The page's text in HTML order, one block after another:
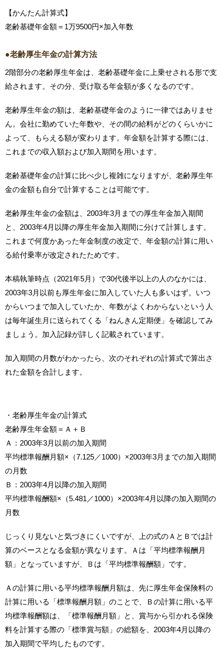
【かんたん計算式】
老齢基礎年金額＝1万9500円×加入年数
●老齢厚生年金の計算方法
2階部分の老齢厚生年金は、老齢基礎年金に上乗せされる形で支
給されます。その分、受け取る年金額が多くなるのです。
老齢厚生年金の額は、老齢基礎年金のように一律ではありませ
ん。会社に勤めていた年数や、その間の給料がどのくらいかに
よって、もらえる額が変わります。年金額を計算する際には、
これまでの収入額および加入期間を用います。
老齢基礎年金の計算に比べ少し複雑になりますが、老齢厚生年
金の金額も自分で計算することは可能です。
老齢厚生年金の金額は、2003年3月までの厚生年金加入期間
と、2003年4月以降の厚生年金加入期間に分けて計算します。
これまで何度かあった年金制度の改定で、年金額の計算に用い
る給付乗率が改定されたためです。
本稿執筆時点（2021年5月）で30代後半以上の人のなかには、
2003年3月以前も厚生年金に加入していた人も多いはず。いつ
からいつまで加入していたか、年数がよくわからないという人
は毎年誕生月に送られてくる「ねんきん定期便」を確認してみ
ましょう。加入記録が詳しく記載されています。
加入期間の月数がわかったら、次のそれぞれの計算式で算出さ
れた金額を合計します。
・老齢厚生年金の計算式
老齢厚生年金額＝Ａ＋Ｂ
Ａ：2003年3月以前の加入期間
平均標準報酬月額×（7.125／1000）×2003年3月までの加入期間
の月数
Ｂ：2003年4月以降の加入期間
平均標準報酬額×（5.481／1000）×2003年4月以降の加入期間の
月数
じっくり見ないと気づきにくいですが、上の式のＡとＢでは計
算のベースとなる金額が異なります。Ａは「平均標準報酬月
額」となっていますが、Ｂは「平均標準報酬額」です。
Ａの計算に用いる平均標準報酬月額は、先に厚生年金保険料の
計算に用いる「標準報酬月額」のことで、Ｂの計算に用いる平
均標準報酬額は、「標準報酬月額」と、賞与から引かれる保険
料を計算する際の「標準賞与額」の総額を、2003年4月以降の
加入期間で平均したものです。